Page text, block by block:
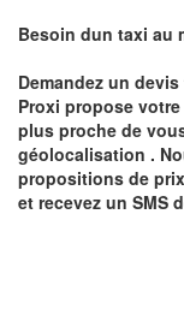
Besoin dun taxi au
Demandez un
Proxi propose
plus proche de
géolocalisation .
propositions de
et recevez un SMS